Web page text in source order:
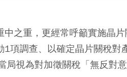
之重，更經常呼籲實施晶
項調查、以確定晶片關稅對
視為對加徵關稅「無反對意